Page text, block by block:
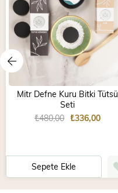
Mitr Defne Kuru Bitki Tütsü
Seti
₺336,00
₺480,00
Sepete Ekle